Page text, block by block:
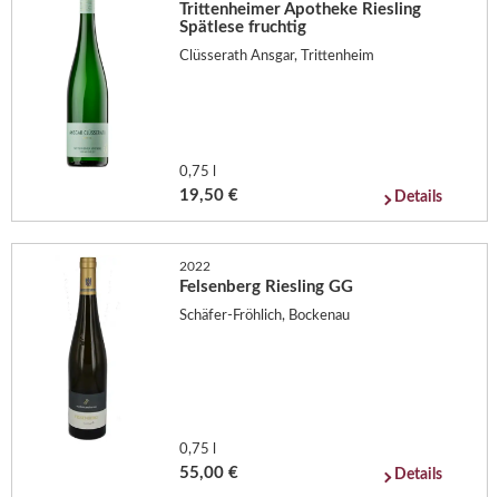
Trittenheimer Apotheke Riesling
Spätlese fruchtig
Clüsserath Ansgar, Trittenheim
0,75 l
19,50 € Details
2022
Felsenberg Riesling GG
Schäfer-Fröhlich, Bockenau
0,75 l
55,00 € Details